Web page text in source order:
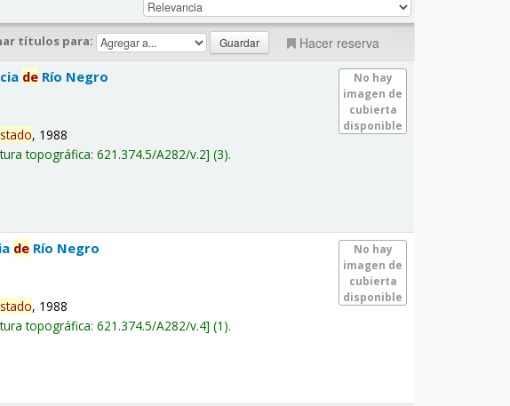
títulos para: Hacer reserva
No hay
imagen de
cubierta
disponible
de Río Negro
, 1988
topográfica:621.374.5/A282/v.2 (3).
No hay
imagen de
cubierta
disponible
de Río Negro
, 1988
topográfica:621.374.5/A282/v.4 (1).